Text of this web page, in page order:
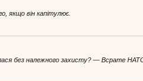
якщо він капітулює.
без належного захисту? — Всрате